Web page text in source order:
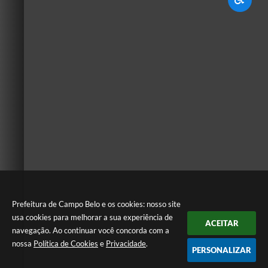
Prefeitura de Campo Belo e os cookies: nosso site
usa cookies para melhorar a sua experiência de
navegação. Ao continuar você concorda com a
nossa Política de Cookies e Privacidade.
ACEITAR
PERSONALIZAR